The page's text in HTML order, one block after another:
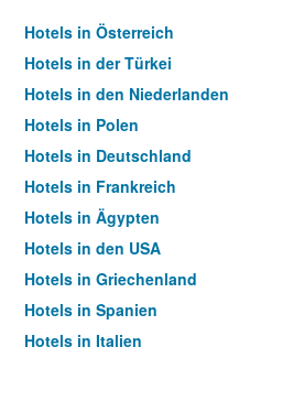
Hotels in Österreich
Hotels in der Türkei
Hotels in den Niederlanden
Hotels in Polen
Hotels in Deutschland
Hotels in Frankreich
Hotels in Ägypten
Hotels in den USA
Hotels in Griechenland
Hotels in Spanien
Hotels in Italien